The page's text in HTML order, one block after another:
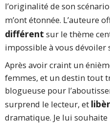
l’originalité de son
m’ont étonnée. L’auteure
différent sur le thème
impossible à vous dévoiler
Après avoir craint un
femmes, et un destin tout
blogueuse pour
surprend le lecteur, et
dramatique. Je lui